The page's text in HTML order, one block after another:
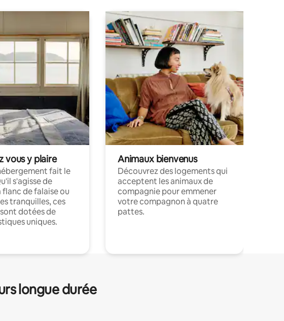
vous y plaire
fait le
s'agisse de
flanc de falaise ou
tranquilles, ces
dotées de
uniques.
Animaux bienvenus
Découvrez des logements qui
acceptent les animaux de
compagnie pour emmener
votre compagnon à quatre
pattes.
longue durée